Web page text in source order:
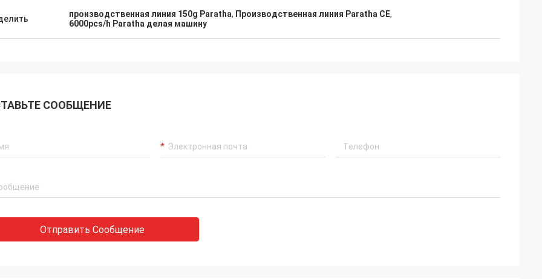
производственная линия 150g Paratha, Производственная линия Paratha CE,
6000pcs/h Paratha делая машину
СООБЩЕНИЕ
Отправить Сообщение